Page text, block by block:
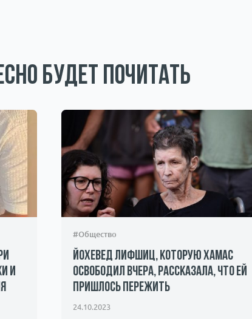
будет почитать
и
#Общество
Йохевед Лифшиц, которую ХАМАС
освободил вчера, рассказала, что ей
пришлось пережить
24.10.2023